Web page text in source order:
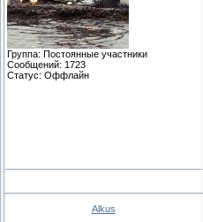
Группа: Постоянные участники
Сообщений: 1723
Статус: Оффлайн
Alkus